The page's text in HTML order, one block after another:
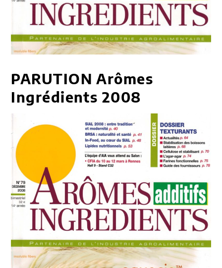
PARUTION Arômes
Ingrédients 2008